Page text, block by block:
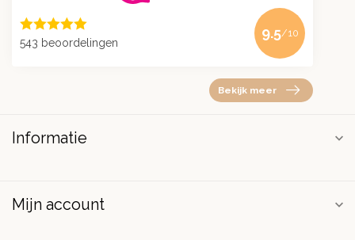
543 beoordelingen
9.5/10
Bekijk meer
Informatie
Mijn account